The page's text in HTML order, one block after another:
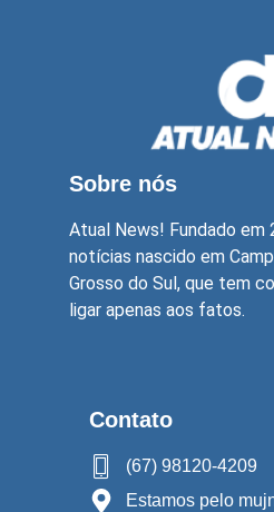
Sobre nós
Atual News! Fundado em
notícias nascido em
Grosso do Sul, que tem
ligar apenas aos fatos.
Contato
(67) 98120-4209
Estamos pelo